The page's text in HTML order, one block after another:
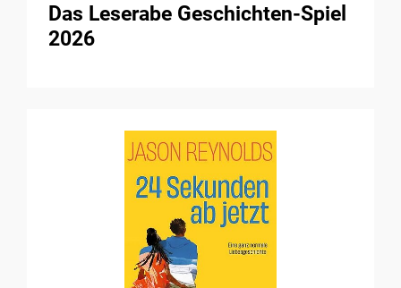
Das Leserabe Geschichten-Spiel
2026